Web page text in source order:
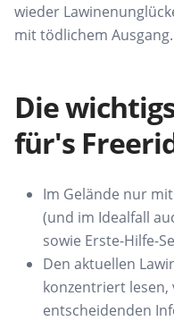
wieder
mit tödlichem Ausgang.
Die
für's
Im Gelände nur mit
(und im Idealfall
sowie Erste-Hilfe-
Den aktuellen
konzentriert lesen,
entscheidenden